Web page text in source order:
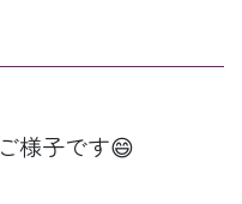
様子です😄